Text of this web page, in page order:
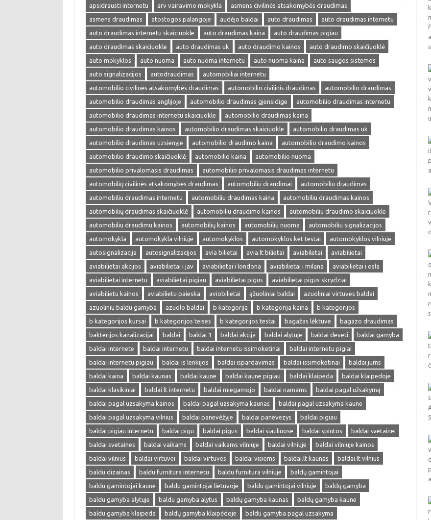
apsidrausti internetu
arv vairavimo mokykla
asmens civilinės atsakomybės draudimas
asmens draudimas
atostogos palangoje audėjo baldai auto draudimas
auto draudimas internetu
auto draudimas internetu skaiciuokle
auto draudimas kaina
auto draudimas pigiau
auto draudimas skaiciuokle
auto draudimas uk auto draudimo kainos
auto draudimo skaičiuoklė
auto mokyklos
auto nuoma auto nuoma internetu auto nuoma kaina
auto saugos sistemos
auto signalizacijos
autodraudimas
automobiliai internetu
automobilio civilinės atsakomybės draudimas
automobilio civilinis draudimas
automobilio draudimas
automobilio draudimas anglijoje
automobilio draudimas gjensidige
automobilio draudimas internetu
automobilio draudimas internetu skaiciuokle
automobilio draudimas kaina
automobilio draudimas kainos
automobilio draudimas skaiciuokle
automobilio draudimas uk
automobilio draudimas uzsienyje
automobilio draudimo kaina
automobilio draudimo kainos
automobilio draudimo skaičiuoklė
automobilio kaina
automobilio nuoma
automobilio privalomasis draudimas
automobilio privalomasis draudimas internetu
automobilių civilinės atsakomybės draudimas
automobiliu draudimai
automobiliu draudimas
automobiliu draudimas internetu
automobiliu draudimas kaina
automobiliu draudimas kainos
automobilių draudimas skaičiuoklė
automobiliu draudimo kainos
automobiliu draudimo skaiciuokle
automobiliu draudimu kainos
automobilių kainos automobiliu nuoma
automobiliu signalizacijos
automokykla
automokykla vilniuje automokyklos automokyklos ket testai
automokyklos vilniuje
autosignalizacija
autosignalizacijos avia bilietai avia.lt bilietai aviabiletai
aviabilietai
aviabilietai akcijos
aviabilietai i jav aviabilietai i londona aviabilietai i milana
aviabilietai i osla
aviabilietai internetu
aviabilietai pigiau aviabilietai pigus
aviabilietai pigus skrydziai
aviabilietu kainos
aviabilietu paieska aviobilietai ąžuoliniai baldai
azuoliniai virtuves baldai
azuoliniu baldu gamyba
azuolo baldai b kategorija b kategorija kaina
b kategorijos
b kategorijos kursai
b kategorijos teises b kategorijos testai bagažas lėktuve
bagazo draudimas
bakterijos kanalizacijai
baldai baldai 1 baldai akcija baldai alytuje baldai deveti
baldai gamyba
baldai internete
baldai internetu baldai internetu issimoketinai
baldai internetu pigiai
baldai internetu pigiau
baldai is lenkijos baldai ispardavimas baldai issimoketinai
baldai jums
baldai kaina
baldai kaunas baldai kaune baldai kaune pigiau baldai klaipeda
baldai klaipedoje
baldai klasikiniai
baldai lt internetu baldai miegamojo baldai namams
baldai pagal užsakymą
baldai pagal uzsakyma kainos
baldai pagal uzsakyma kaunas
baldai pagal uzsakyma kaune
baldai pagal uzsakyma vilnius
baldai panevėžyje baldai panevezys
baldai pigiau
baldai pigiau internetu
baldai pigu baldai pigus baldai siauliuose baldai spintos
baldai svetainei
baldai svetaines
baldai vaikams baldai vaikams vilniuje baldai vilniuje
baldai vilniuje kainos
baldai vilnius
baldai virtuvei baldai virtuves baldai visiems baldai.lt kaunas
baldai.lt vilnius
baldu dizainas
baldu furnitura internetu baldu furnitura vilniuje
baldų gamintojai
baldu gamintojai kaune
baldu gamintojai lietuvoje baldu gamintojai vilniuje
baldų gamyba
baldu gamyba alytuje
baldu gamyba alytus baldų gamyba kaunas
baldų gamyba kaune
baldu gamyba klaipeda
baldų gamyba klaipėdoje
baldu gamyba pagal uzsakyma